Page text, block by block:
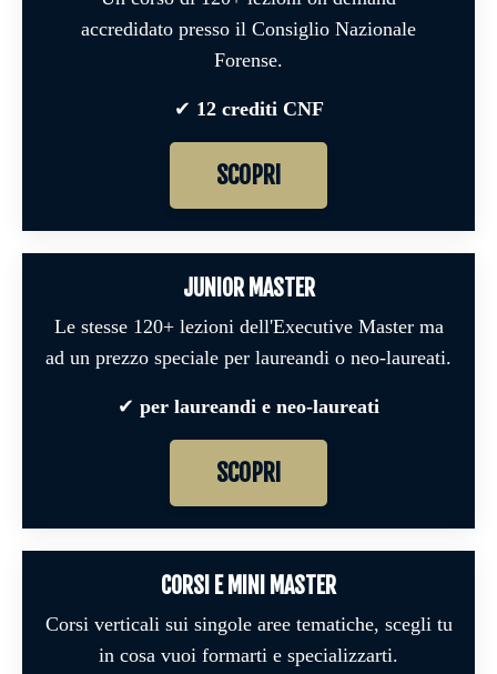
accredidato presso il Consiglio Nazionale
Forense.
✔︎ 12 crediti CNF
SCOPRI
JUNIOR MASTER
Le stesse 120+ lezioni dell'Executive Master ma
ad un prezzo speciale per laureandi o neo-laureati.
✔︎ per laureandi e neo-laureati
SCOPRI
CORSI E MINI MASTER
Corsi verticali sui singole aree tematiche, scegli tu
in cosa vuoi formarti e specializzarti.